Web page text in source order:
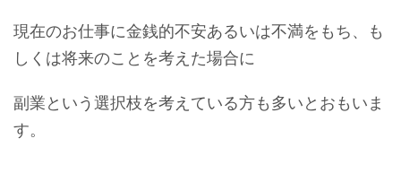
現在のお仕事に金銭的不安あるいは不満をもち、も
しくは将来のことを考えた場合に
副業という選択枝を考えている方も多いとおもいま
す。